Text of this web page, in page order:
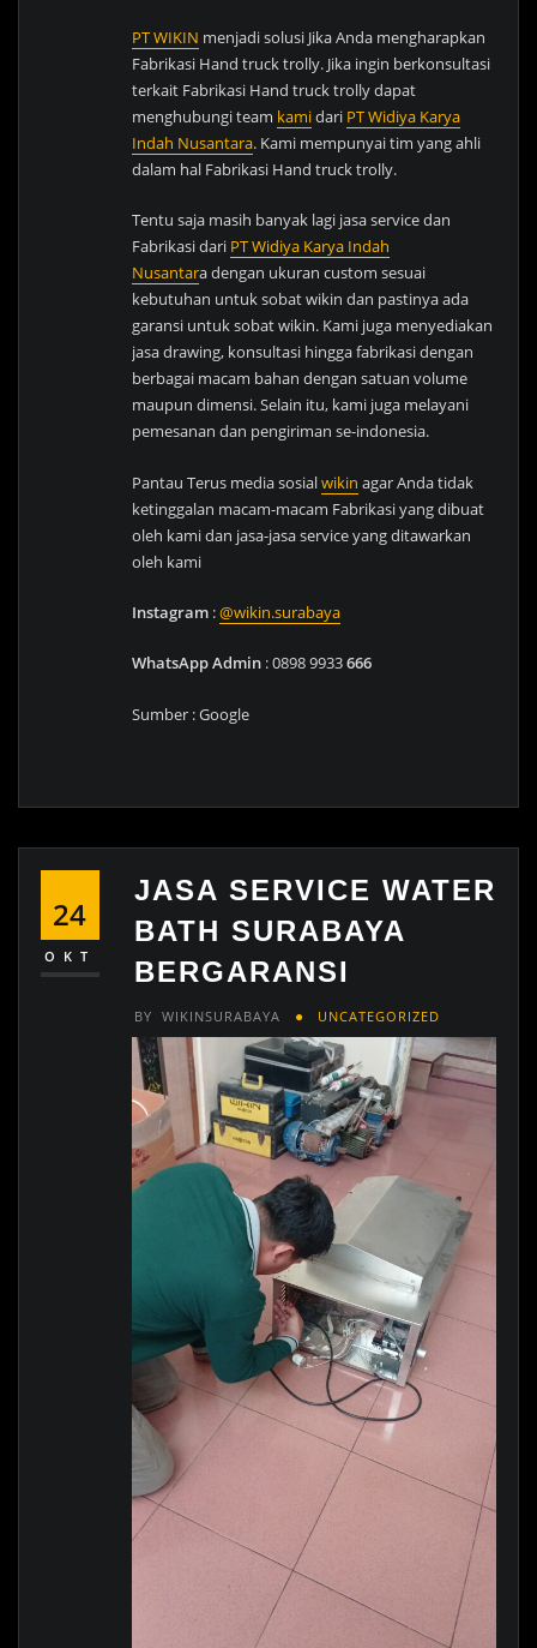
PT WIKIN menjadi solusi Jika Anda mengharapkan
Fabrikasi Hand truck trolly. Jika ingin berkonsultasi
terkait Fabrikasi Hand truck trolly dapat
menghubungi team kamidari PT Widiya Karya
Indah Nusantara. Kami mempunyai tim yang ahli
dalam hal Fabrikasi Hand truck trolly.
Tentu saja masih banyak lagi jasa service dan
Fabrikasi dari PT Widiya Karya Indah
Nusantara dengan ukuran custom sesuai
kebutuhan untuk sobat wikin dan pastinya ada
garansi untuk sobat wikin. Kami juga menyediakan
jasa drawing, konsultasi hingga fabrikasi dengan
berbagai macam bahan dengan satuan volume
maupun dimensi. Selain itu, kami juga melayani
pemesanan dan pengiriman se-indonesia.
Pantau Terus media sosialwikin agar Anda tidak
ketinggalan macam-macam Fabrikasi yang dibuat
oleh kami dan jasa-jasa service yang ditawarkan
oleh kami
Instagram :@wikin.surabaya
WhatsApp Admin : 0898 9933666
Sumber : Google
24
OKT
JASA SERVICE WATER
BATH SURABAYA
BERGARANSI
BY WIKINSURABAYA UNCATEGORIZED